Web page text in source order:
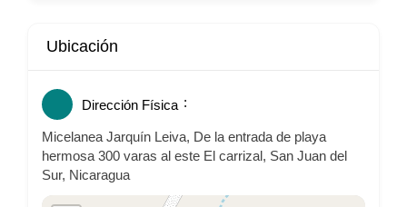
Ubicación
Dirección Física
Micelanea Jarquín Leiva, De la entrada de playa
hermosa 300 varas al este El carrizal, San Juan del
Sur, Nicaragua